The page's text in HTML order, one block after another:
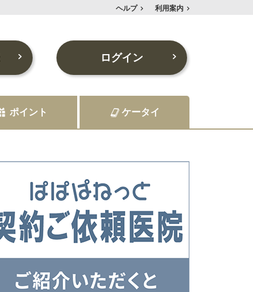
ヘルプ 利用案内
ログイン
ポイント ケータイ